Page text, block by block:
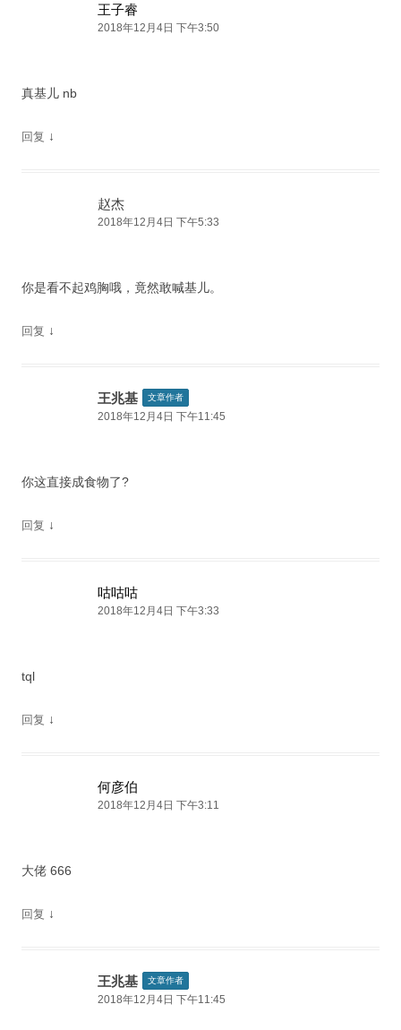
王子睿
2018年12月4日 下午3:50
真基儿 nb
回复 ↓
赵杰
2018年12月4日 下午5:33
你是看不起鸡胸哦，竟然敢喊基儿。
回复 ↓
王兆基 文章作者
2018年12月4日 下午11:45
你这直接成食物了?
回复 ↓
咕咕咕
2018年12月4日 下午3:33
tql
回复 ↓
何彦伯
2018年12月4日 下午3:11
大佬 666
回复 ↓
王兆基 文章作者
2018年12月4日 下午11:45